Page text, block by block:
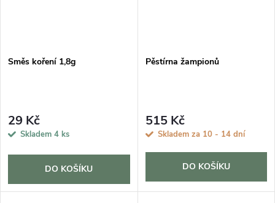
Směs koření 1,8g
29 Kč
Skladem 4 ks
DO KOŠÍKU
Pěstírna žampionů
515 Kč
Skladem za 10 - 14 dní
DO KOŠÍKU